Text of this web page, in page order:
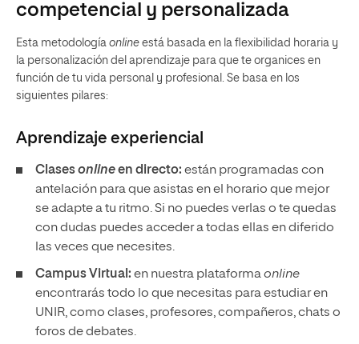
competencial y personalizada
Esta metodología online está basada en la flexibilidad horaria y
la personalización del aprendizaje para que te organices en
función de tu vida personal y profesional. Se basa en los
siguientes pilares:
Aprendizaje experiencial
Clasesonlineen directo: están programadas con
antelación para que asistas en el horario que mejor
se adapte a tu ritmo. Si no puedes verlas o te quedas
con dudas puedes acceder a todas ellas en diferido
las veces que necesites.
Campus Virtual: en nuestra plataformaonline
encontrarás todo lo que necesitas para estudiar en
UNIR, como clases, profesores, compañeros, chats o
foros de debates.